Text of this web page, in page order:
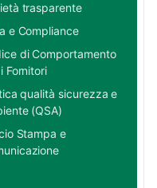
trasparente
e Compliance
di Comportamento
Fornitori
qualità sicurezza e
(QSA)
Stampa e